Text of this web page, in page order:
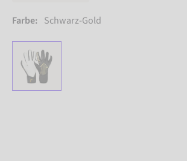
Farbe: Schwarz-Gold